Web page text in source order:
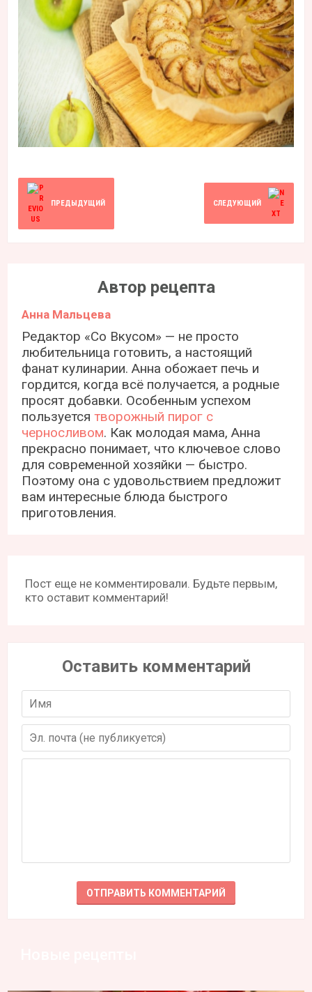
ПРЕДЫДУЩИЙ СЛЕДУЮЩИЙ
Автор рецепта
Анна Мальцева
Редактор «Со Вкусом» — не просто
любительница готовить, а настоящий
фанат кулинарии. Анна обожает печь и
гордится, когда всё получается, а родные
просят добавки. Особенным успехом
пользуетсятворожный пирог с
черносливом. Как молодая мама, Анна
прекрасно понимает, что ключевое слово
для современной хозяйки — быстро.
Поэтому она с удовольствием предложит
вам интересные блюда быстрого
приготовления.
Пост еще не комментировали. Будьте первым,
кто оставит комментарий!
Оставить комментарий